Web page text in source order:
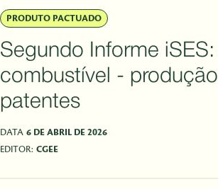
PRODUTO PACTUADO
Segundo Informe
combustível -
patentes
DATA 6 DE ABRIL DE 2026
EDITOR: CGEE